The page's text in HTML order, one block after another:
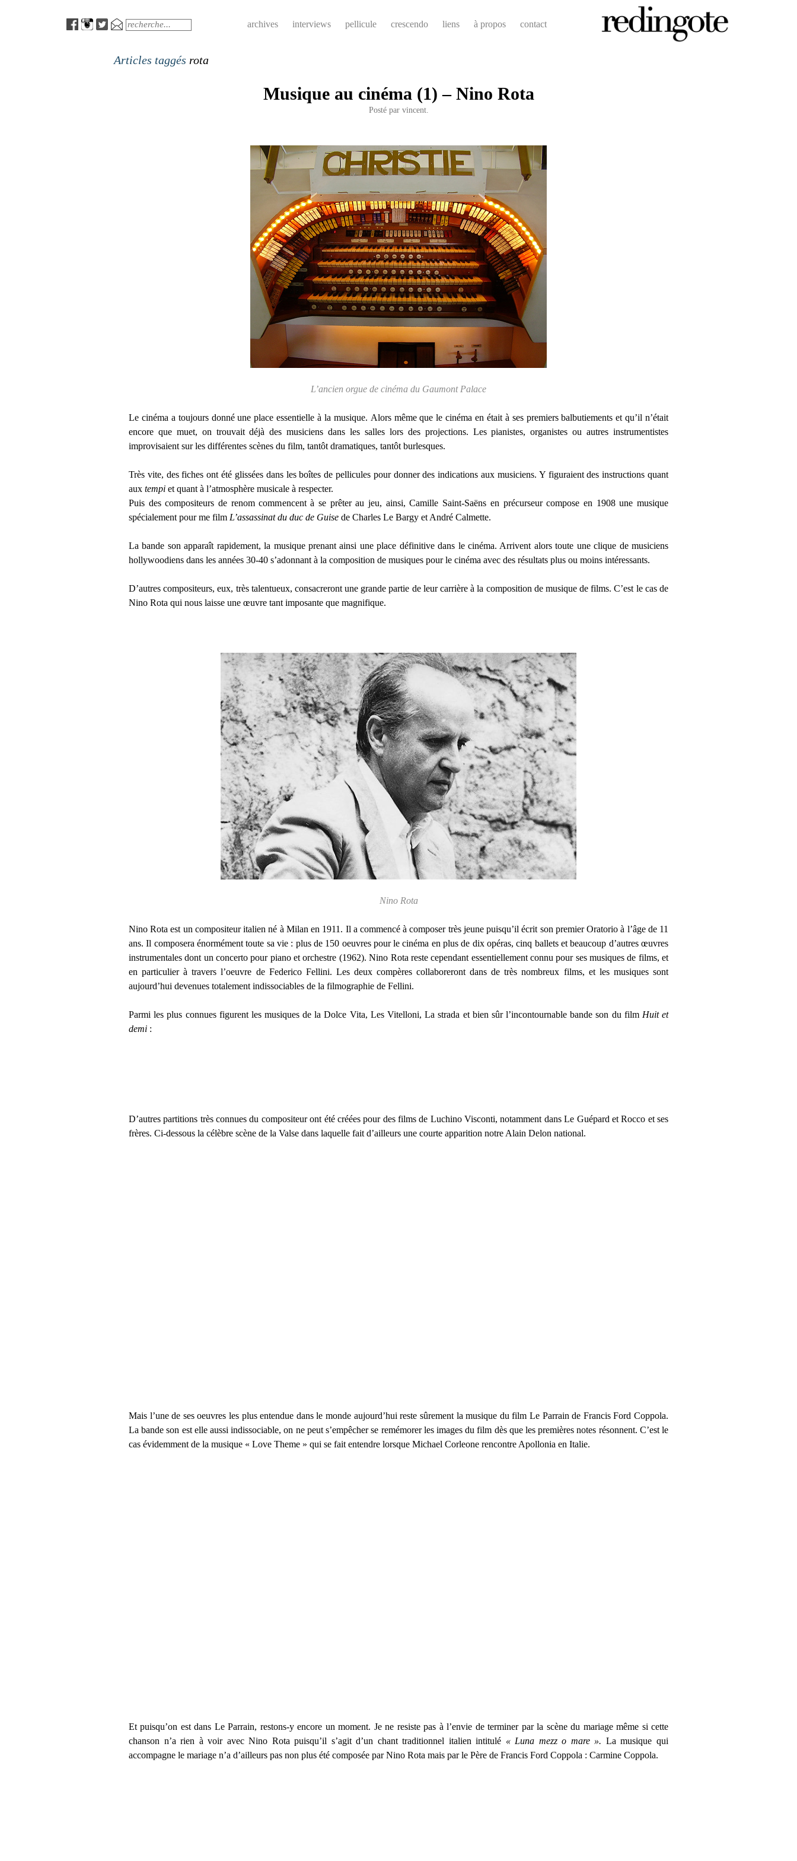
MenuSearch archives interviews pellicule crescendo liens à propos contact
Articles taggés rota
Musique au cinéma (1) – Nino Rota
Posté par vincent.
L’ancien orgue de cinéma du Gaumont Palace
Le cinéma a toujours donné une place essentielle à la musique. Alors même que le cinéma en était à ses premiers balbutiements et qu’il n’était
encore que muet, on trouvait déjà des musiciens dans les salles lors des projections. Les pianistes, organistes ou autres instrumentistes
improvisaient sur les différentes scènes du film, tantôt dramatiques, tantôt burlesques.
Très vite, des fiches ont été glissées dans les boîtes de pellicules pour donner des indications aux musiciens. Y figuraient des instructions quant
aux tempi et quant à l’atmosphère musicale à respecter.
Puis des compositeurs de renom commencent à se prêter au jeu, ainsi, Camille Saint-Saëns en précurseur compose en 1908 une musique
spécialement pour me film L’assassinat du duc de Guise de Charles Le Bargy et André Calmette.
La bande son apparaît rapidement, la musique prenant ainsi une place définitive dans le cinéma. Arrivent alors toute une clique de musiciens
hollywoodiens dans les années 30-40 s’adonnant à la composition de musiques pour le cinéma avec des résultats plus ou moins intéressants.
D’autres compositeurs, eux, très talentueux, consacreront une grande partie de leur carrière à la composition de musique de films. C’est le cas de
Nino Rota qui nous laisse une œuvre tant imposante que magnifique.
Nino Rota
Nino Rota est un compositeur italien né à Milan en 1911. Il a commencé à composer très jeune puisqu’il écrit son premier Oratorio à l’âge de 11
ans. Il composera énormément toute sa vie : plus de 150 oeuvres pour le cinéma en plus de dix opéras, cinq ballets et beaucoup d’autres œuvres
instrumentales dont un concerto pour piano et orchestre (1962). Nino Rota reste cependant essentiellement connu pour ses musiques de films, et
en particulier à travers l’oeuvre de Federico Fellini. Les deux compères collaboreront dans de très nombreux films, et les musiques sont
aujourd’hui devenues totalement indissociables de la filmographie de Fellini.
Parmi les plus connues figurent les musiques de la Dolce Vita, Les Vitelloni, La strada et bien sûr l’incontournable bande son du film Huit et
demi :
D’autres partitions très connues du compositeur ont été créées pour des films de Luchino Visconti, notamment dans Le Guépard et Rocco et ses
frères. Ci-dessous la célèbre scène de la Valse dans laquelle fait d’ailleurs une courte apparition notre Alain Delon national.
Mais l’une de ses oeuvres les plus entendue dans le monde aujourd’hui reste sûrement la musique du film Le Parrain de Francis Ford Coppola.
La bande son est elle aussi indissociable, on ne peut s’empêcher se remémorer les images du film dès que les premières notes résonnent. C’est le
cas évidemment de la musique « Love Theme » qui se fait entendre lorsque Michael Corleone rencontre Apollonia en Italie.
Et puisqu’on est dans Le Parrain, restons-y encore un moment. Je ne resiste pas à l’envie de terminer par la scène du mariage même si cette
chanson n’a rien à voir avec Nino Rota puisqu’il s’agit d’un chant traditionnel italien intitulé « Luna mezz o mare ». La musique qui
accompagne le mariage n’a d’ailleurs pas non plus été composée par Nino Rota mais par le Père de Francis Ford Coppola : Carmine Coppola.